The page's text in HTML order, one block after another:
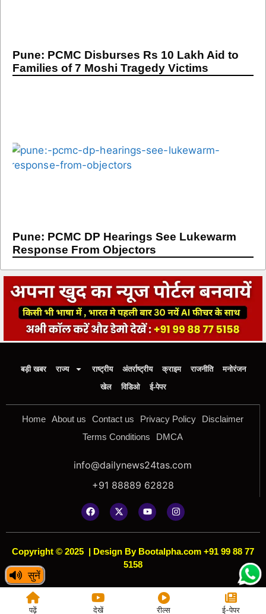
सुनें
Pune: PCMC Disburses Rs 10 Lakh Aid to
Families of 7 Moshi Tragedy Victims
Pune: PCMC DP Hearings See Lukewarm
Response From Objectors
बड़ी खबर राज्य राष्ट्रीय अंतर्राष्ट्रीय क्राइम राजनीति
मनोरंजन
खेल
विडिओ ई-पेपर
Home About us Contact us Privacy Policy
Disclaimer
Terms Conditions
DMCA
info@dailynews24tas.com
+91 88889 62828
Copyright © 2025 | Design By Bootalpha.com +91 99 88 77
5158
पढ़ें देखें रील्स ई-पेपर